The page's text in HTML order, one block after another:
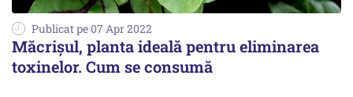
Publicat pe 07 Apr 2022
Măcrişul, planta ideală pentru eliminarea
toxinelor. Cum se consumă